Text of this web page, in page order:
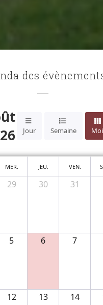
des
Jour Semaine
MER. JEU. VEN.
29 30 31
5 6 7
12 13 14